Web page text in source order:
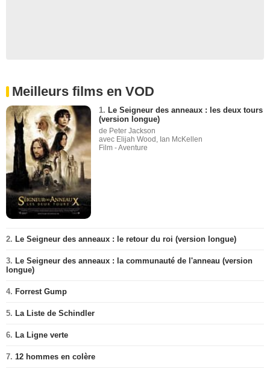
Meilleurs films en VOD
1. Le Seigneur des anneaux : les deux tours
(version longue)
de Peter Jackson
avec Elijah Wood, Ian McKellen
Film - Aventure
2. Le Seigneur des anneaux : le retour du roi (version longue)
3. Le Seigneur des anneaux : la communauté de l'anneau (version
longue)
4. Forrest Gump
5. La Liste de Schindler
6. La Ligne verte
7. 12 hommes en colère